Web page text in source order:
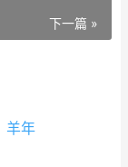
下一篇 »
羊年